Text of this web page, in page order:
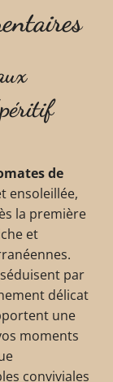
de
ensoleillée,
la première
et
par
délicat
une
moments
conviviales